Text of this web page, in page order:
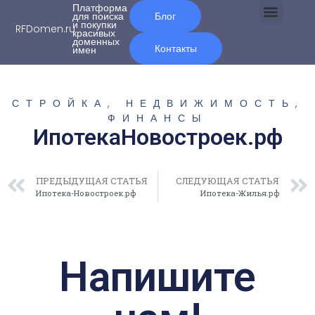
RFDomen.ru
Платформа
для поиска
и покупки
красивых
доменных
имен
Блог
Контакты
СТРОЙКА, НЕДВИЖИМОСТЬ ,
ФИНАНСЫ
ИпотекаНовостроек.рф
ПРЕДЫДУЩАЯ СТАТЬЯ
Ипотека-Новостроек.рф
СЛЕДУЮЩАЯ СТАТЬЯ
Ипотека-Жилья.рф
Напишите